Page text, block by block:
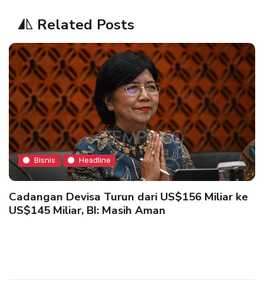
Related Posts
Bisnis Headline
Cadangan Devisa Turun dari US$156 Miliar ke
US$145 Miliar, BI: Masih Aman